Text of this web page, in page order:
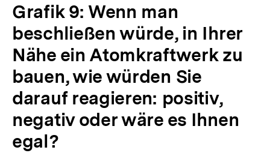
Grafik 9: Wenn man
beschließen würde, in Ihrer
Nähe ein Atomkraftwerk zu
bauen, wie würden Sie
darauf reagieren: positiv,
negativ oder wäre es Ihnen
egal?